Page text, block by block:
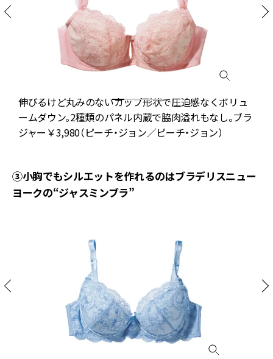
伸びるけど丸みのないカップ形状で圧迫感なくボリュ
ームダウン。2種類のパネル内蔵で脇肉溢れもなし。ブラ
ジャー￥3,980（ピーチ・ジョン／ピーチ・ジョン）
③小胸でもシルエットを作れるのはブラデリスニュー
ヨークの“ジャスミンブラ”